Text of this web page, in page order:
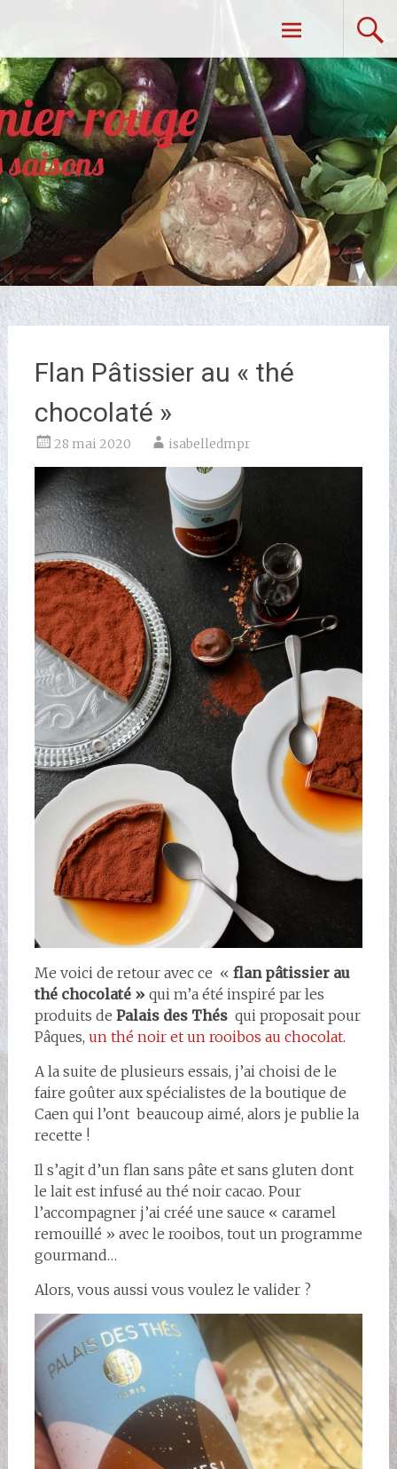
contenu
principal
Flan Pâtissier au « thé
chocolaté »
28 mai 2020 isabelledmpr
Me voici de retour avec ce « flan pâtissier au
thé chocolaté »qui m’a été inspiré par les
produits de Palais des Thésqui proposait pour
Pâques, un thé noir et un rooibos au chocolat.
A la suite de plusieurs essais, j’ai choisi de le
faire goûter aux spécialistes de la boutique de
Caen qui l’ont beaucoup aimé, alors je publie la
recette !
Il s’agit d’un flan sans pâte et sans gluten dont
le lait est infusé au thé noir cacao. Pour
l’accompagner j’ai créé une sauce « caramel
remouillé » avec le rooibos, tout un programme
gourmand…
Alors, vous aussi vous voulez le valider ?